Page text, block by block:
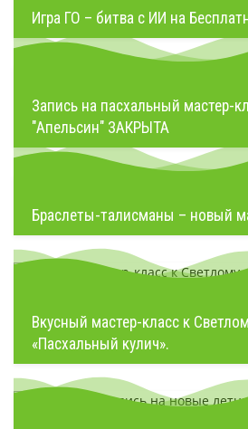
Игра ГО – битва с ИИ на
Запись на пасхальный мастер-
"Апельсин" ЗАКРЫТА
Браслеты-талисманы – новый
Вкусный мастер-класс к
«Пасхальный кулич».